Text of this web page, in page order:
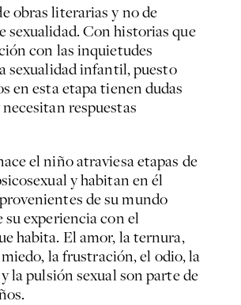
obras literarias y no de
sexualidad. Con historias que
con las inquietudes
sexualidad infantil, puesto
en esta etapa tienen dudas
respuestas
el niño atraviesa etapas de
y habitan en él
de su mundo
experiencia con el
habita. El amor, la ternura,
la frustración, el odio, la
la pulsión sexual son parte de